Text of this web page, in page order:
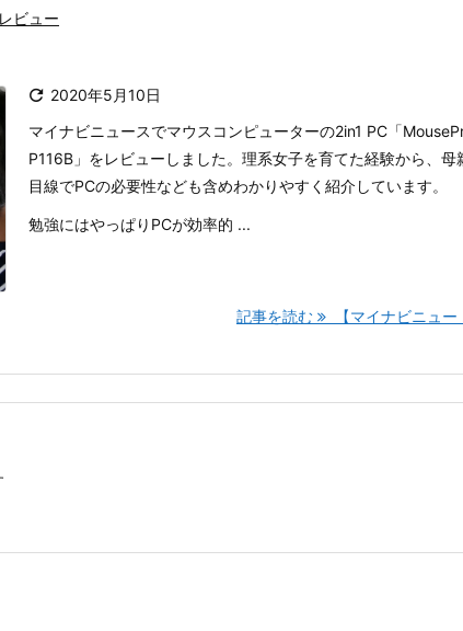
ビュー
 2020年5月10日
マイナビニュースでマウスコンピューターの2in1 PC「
P116B」をレビューしました。理系女子を育てた経験から、母
目線でPCの必要性なども含めわかりやすく紹介しています。
勉強にはやっぱりPCが効率的 ...
記事を読む 【マイナビニュー